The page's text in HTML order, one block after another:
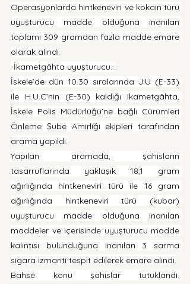
Operasyonlarda hintkeneviri ve kokain türü
uyuşturucu madde olduğuna inanılan
toplamı 309 gramdan fazla madde emare
olarak alındı.
-İkametgâhta uyuşturucu…
İskele’de dün 10.30 sıralarında J.U (E-33)
ile H.U.C’nin (E-30) kaldığı ikametgâhta,
İskele Polis Müdürlüğü’ne bağlı Cürümleri
Önleme Şube Amirliği ekipleri tarafından
arama yapıldı.
Yapılan aramada, şahısların
tasarruflarında yaklaşık 18,1 gram
ağırlığında hintkeneviri türü ile 16 gram
ağırlığında hintkeneviri türü (kubar)
uyuşturucu madde olduğuna inanılan
maddeler ve içerisinde uyuşturucu madde
kalıntısı bulunduğuna inanılan 3 sarma
sigara izmariti tespit edilerek emare alındı.
Bahse konu şahıslar tutuklandı.